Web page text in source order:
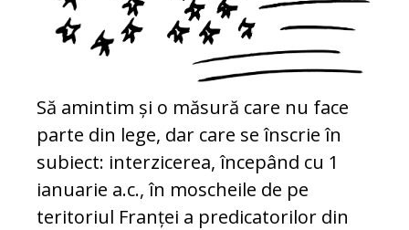
Să amintim și o măsură care nu face
parte din lege, dar care se înscrie în
subiect: interzicerea, începând cu 1
ianuarie a.c., în moscheile de pe
teritoriul Franței a predicatorilor din